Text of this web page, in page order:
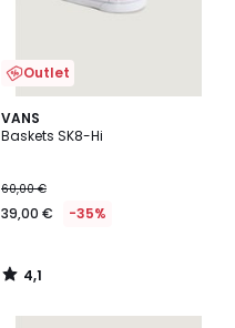
Outlet
VANS
Baskets SK8-Hi
60,00 €
39,00 € -35%
4,1
/ 5
4,1
/